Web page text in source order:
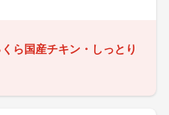
ら国産チキン・しっとり